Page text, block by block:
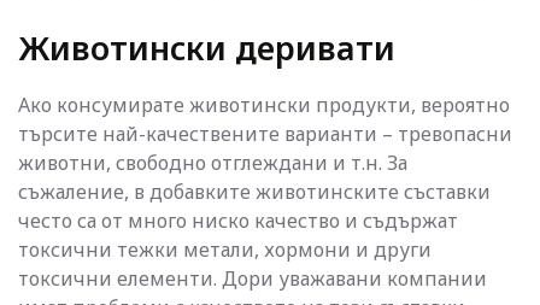
Животински деривати
Ако консумирате животински продукти, вероятно
търсите най-качествените варианти – тревопасни
животни, свободно отглеждани и т.н. За
съжаление, в добавките животинските съставки
често са от много ниско качество и съдържат
токсични тежки метали, хормони и други
токсични елементи. Дори уважавани компании